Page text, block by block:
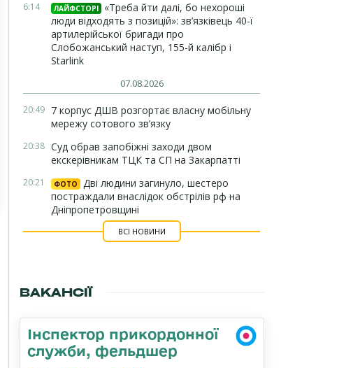
6:14 ЛАЙФСТОРІ
«Треба йти далі, бо нехороші
люди відходять з позицій»: зв’язківець 40-ї
артилерійської бригади про
Слобожанський наступ, 155-й калібр і
Starlink
07.08.2026
20:49 7 корпус ДШВ розгортає власну мобільну
мережу сотового зв’язку
20:38 Суд обрав запобіжні заходи двом
екскерівникам ТЦК та СП на Закарпатті
20:21 ФОТО
Дві людини загинуло, шестеро
постраждали внаслідок обстрілів рф на
Дніпропетровщині
ВСІ НОВИНИ
ВАКАНСІЇ
Інспектор прикордонної
служби, фельдшер